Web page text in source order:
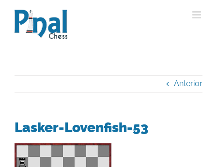
contenido
Anterior
Lasker-Lovenfish-53